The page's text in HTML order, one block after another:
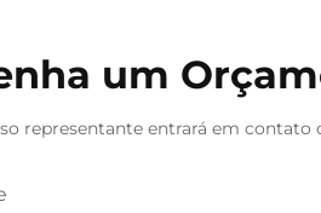
um
representante entrará em contato